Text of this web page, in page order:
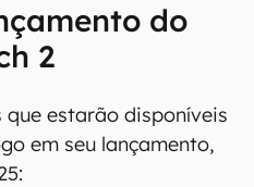
do
2
estarão disponíveis
em seu lançamento,